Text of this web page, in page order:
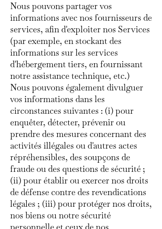
Nous pouvons partager vos
informations avec nos fournisseurs de
services, afin d'exploiter nos Services
(par exemple, en stockant des
informations sur les services
d'hébergement tiers, en fournissant
notre assistance technique, etc.)
Nous pouvons également divulguer
vos informations dans les
circonstances suivantes : (i) pour
enquêter, détecter, prévenir ou
prendre des mesures concernant des
activités illégales ou d'autres actes
répréhensibles, des soupçons de
fraude ou des questions de sécurité ;
(ii) pour établir ou exercer nos droits
de défense contre des revendications
légales ; (iii) pour protéger nos droits,
nos biens ou notre sécurité